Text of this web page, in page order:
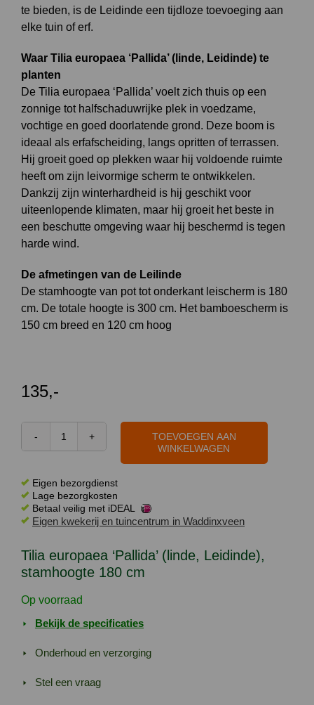
Tilia europaea ‘Pallida’ (linde, Leidinde),
stamhoogte 180 cm
te bieden, is de Leidinde een tijdloze toevoeging aan
elke tuin of erf.
Waar Tilia europaea ‘Pallida’ (linde, Leidinde) te
planten
De Tilia europaea ‘Pallida’ voelt zich thuis op een
zonnige tot halfschaduwrijke plek in voedzame,
vochtige en goed doorlatende grond. Deze boom is
ideaal als erfafscheiding, langs opritten of terrassen.
Hij groeit goed op plekken waar hij voldoende ruimte
heeft om zijn leivormige scherm te ontwikkelen.
Dankzij zijn winterhardheid is hij geschikt voor
uiteenlopende klimaten, maar hij groeit het beste in
een beschutte omgeving waar hij beschermd is tegen
harde wind.
De afmetingen van de Leilinde
De stamhoogte van pot tot onderkant leischerm is 180
cm. De totale hoogte is 300 cm. Het bamboescherm is
150 cm breed en 120 cm hoog
135,-
Op voorraad
Tilia
'Pallida'
(linde,
Leidinde),
stamhoogte
cm
aantal
TOEVOEGEN AAN
WINKELWAGEN
Eigen bezorgdienst
Lage bezorgkosten
Betaal veilig met iDEAL
Eigen kwekerij en tuincentrum in Waddinxveen
Bekijk de specificaties
Onderhoud en verzorging
Stel een vraag